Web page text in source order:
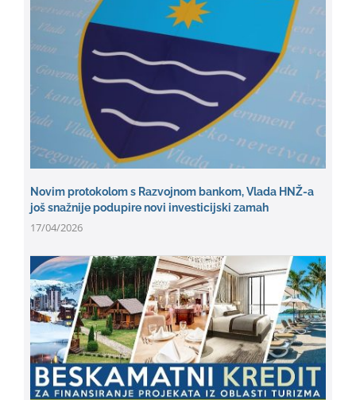
Novim protokolom s Razvojnom bankom, Vlada HNŽ-a
još snažnije podupire novi investicijski zamah
17/04/2026